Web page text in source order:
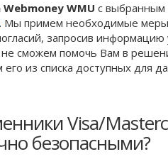
WMU с выбранным
. Мы примем необходимые
запросив информацию
не сможем помочь Вам в
из списка доступных для
Visa/
безопасными?